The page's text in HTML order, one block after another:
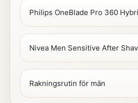
Philips OneBlade Pro 360
Nivea Men Sensitive After
Rakningsrutin för män